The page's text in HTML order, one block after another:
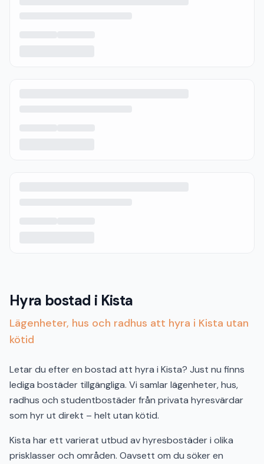
Hyra bostad i Kista
Lägenheter, hus och radhus att hyra i Kista utan
kötid
Letar du efter en bostad att hyra i Kista? Just nu finns
lediga bostäder tillgängliga. Vi samlar lägenheter, hus,
radhus och studentbostäder från privata hyresvärdar
som hyr ut direkt – helt utan kötid.
Kista har ett varierat utbud av hyresbostäder i olika
prisklasser och områden. Oavsett om du söker en